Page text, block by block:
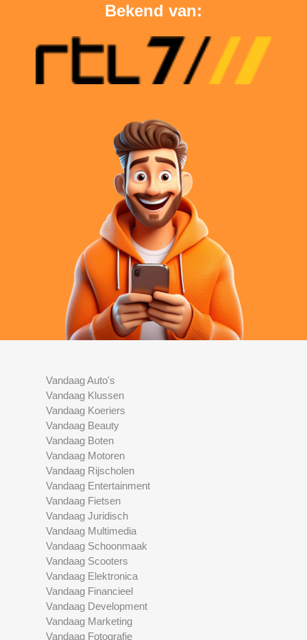
Bekend van:
Vandaag Auto's
Vandaag Klussen
Vandaag Koeriers
Vandaag Beauty
Vandaag Boten
Vandaag Motoren
Vandaag Rijscholen
Vandaag Entertainment
Vandaag Fietsen
Vandaag Juridisch
Vandaag Multimedia
Vandaag Schoonmaak
Vandaag Scooters
Vandaag Elektronica
Vandaag Financieel
Vandaag Development
Vandaag Marketing
Vandaag Fotografie